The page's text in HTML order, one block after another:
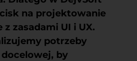
na projektowanie
zasadami UI i UX.
potrzeby
by